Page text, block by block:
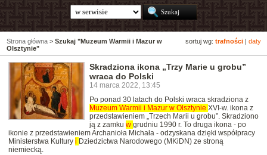
sortuj wg: trafności daty
Strona główna > Szukaj "Muzeum Warmii i Mazur w
Olsztynie"
Skradziona ikona „Trzy Marie u grobu”
wraca do Polski
14 marca 2022, 13:45
Po ponad 30 latach do Polski wraca skradziona z
Muzeum Warmii i Mazur w Olsztynie XVI-w. ikona z
przedstawieniem „Trzech Marii u grobu”. Skradziono
ją z zamku w grudniu 1990 r. To druga ikona - po
ikonie z przedstawieniem Archanioła Michała - odzyskana dzięki współpracy
Ministerstwa Kultury i Dziedzictwa Narodowego (MKiDN) ze stroną
niemiecką.